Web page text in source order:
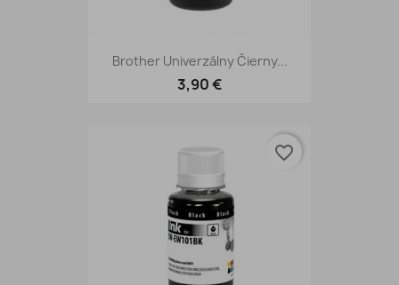
Brother Univerzálny Čierny...
3,90 €
favorite_border